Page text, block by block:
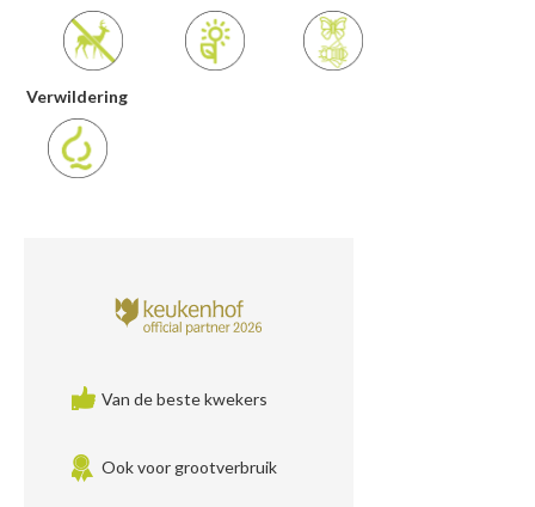
Verwildering
Van de beste kwekers
Ook voor grootverbruik